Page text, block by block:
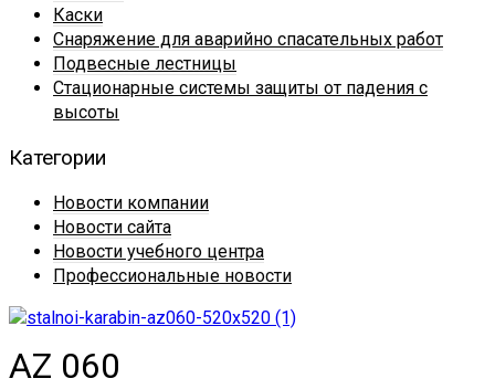
Каски
Снаряжение для аварийно спасательных работ
Подвесные лестницы
Стационарные системы защиты от падения с
высоты
Категории
Новости компании
Новости сайта
Новости учебного центра
Профессиональные новости
AZ 060